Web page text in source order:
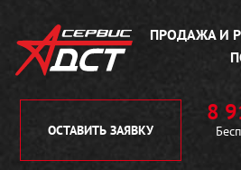
ПРОДАЖА И
ОСТАВИТЬ ЗАЯВКУ
8